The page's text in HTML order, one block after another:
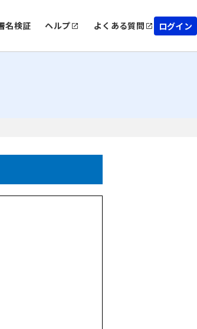
名検証 ヘルプ よくある質問 ログイン